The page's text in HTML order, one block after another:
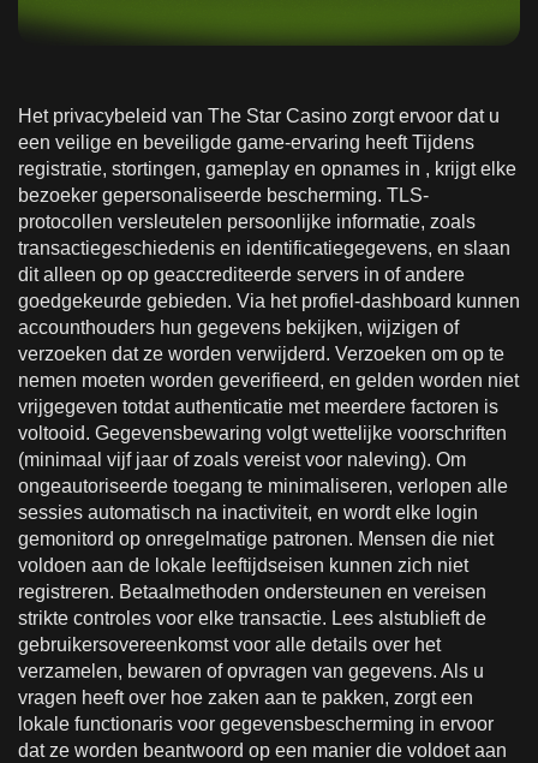
Het privacybeleid van The Star Casino zorgt ervoor dat u
een veilige en beveiligde game-ervaring heeft Tijdens
registratie, stortingen, gameplay en opnames in , krijgt elke
bezoeker gepersonaliseerde bescherming. TLS-
protocollen versleutelen persoonlijke informatie, zoals
transactiegeschiedenis en identificatiegegevens, en slaan
dit alleen op op geaccrediteerde servers in of andere
goedgekeurde gebieden. Via het profiel-dashboard kunnen
accounthouders hun gegevens bekijken, wijzigen of
verzoeken dat ze worden verwijderd. Verzoeken om op te
nemen moeten worden geverifieerd, en gelden worden niet
vrijgegeven totdat authenticatie met meerdere factoren is
voltooid. Gegevensbewaring volgt wettelijke voorschriften
(minimaal vijf jaar of zoals vereist voor naleving). Om
ongeautoriseerde toegang te minimaliseren, verlopen alle
sessies automatisch na inactiviteit, en wordt elke login
gemonitord op onregelmatige patronen. Mensen die niet
voldoen aan de lokale leeftijdseisen kunnen zich niet
registreren. Betaalmethoden ondersteunen en vereisen
strikte controles voor elke transactie. Lees alstublieft de
gebruikersovereenkomst voor alle details over het
verzamelen, bewaren of opvragen van gegevens. Als u
vragen heeft over hoe zaken aan te pakken, zorgt een
lokale functionaris voor gegevensbescherming in ervoor
dat ze worden beantwoord op een manier die voldoet aan